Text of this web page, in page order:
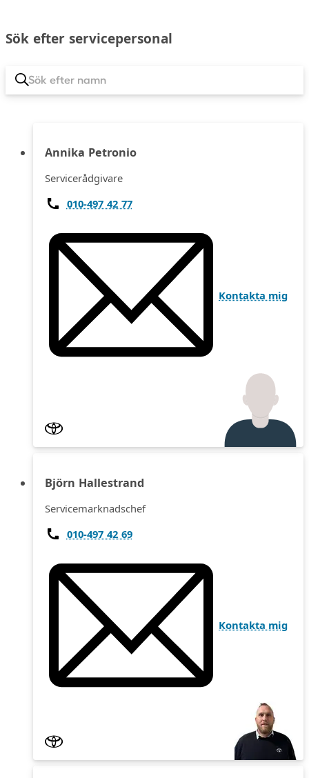
Sök efter servicepersonal
Annika Petronio
Servicerådgivare
010-497 42 77
Kontakta mig
Björn Hallestrand
Servicemarknadschef
010-497 42 69
Kontakta mig